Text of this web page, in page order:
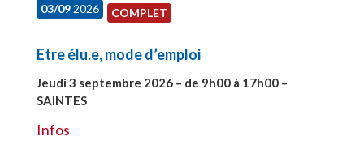
03/092026 COMPLET
Etre élu.e, mode d’emploi
Jeudi 3 septembre 2026 – de 9h00 à 17h00 –
SAINTES
Infos